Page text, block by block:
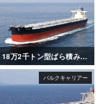
18万2千トン型ばら積み運搬船「FLORIDA」